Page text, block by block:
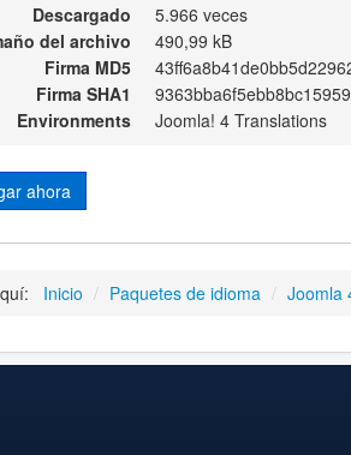
Descargado
5.966 veces
del archivo
490,99 kB
Firma MD5
Firma SHA1
Environments
Joomla! 4 Translations
ahora
Inicio / Paquetes de idioma / Joomla